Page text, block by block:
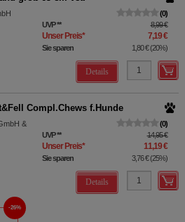
0
UVP** 8,99 €
Unser Preis* 7,19 €
Sie sparen 1,80 €(20%)
Details
Compl.Chews f.Hunde
&
0
UVP** 14,95 €
Unser Preis* 11,19 €
Sie sparen 3,76 €(25%)
Details
26%